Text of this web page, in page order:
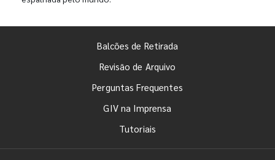
Balcões de Retirada
Revisão de Arquivo
Perguntas Frequentes
GIV na Imprensa
Tutoriais